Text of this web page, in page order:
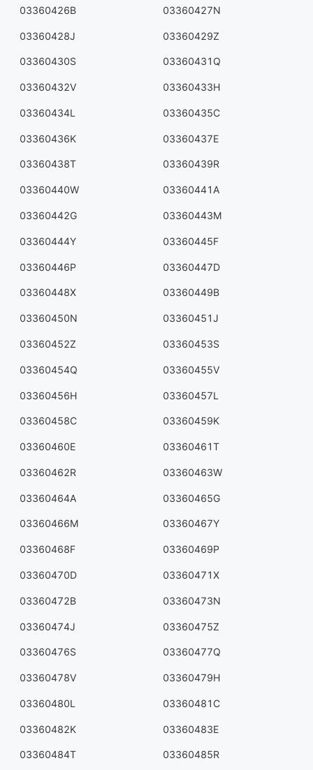
03360426B 03360427N
03360428J 03360429Z
03360430S 03360431Q
03360432V 03360433H
03360434L 03360435C
03360436K 03360437E
03360438T 03360439R
03360440W 03360441A
03360442G 03360443M
03360444Y 03360445F
03360446P 03360447D
03360448X 03360449B
03360450N 03360451J
03360452Z 03360453S
03360454Q 03360455V
03360456H 03360457L
03360458C 03360459K
03360460E 03360461T
03360462R 03360463W
03360464A 03360465G
03360466M 03360467Y
03360468F 03360469P
03360470D 03360471X
03360472B 03360473N
03360474J 03360475Z
03360476S 03360477Q
03360478V 03360479H
03360480L 03360481C
03360482K 03360483E
03360484T 03360485R